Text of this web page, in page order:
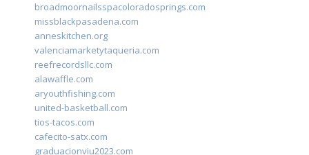
broadmoornailsspacoloradosprings.com
missblackpasadena.com
anneskitchen.org
valenciamarketytaqueria.com
reefrecordsllc.com
alawaffle.com
aryouthfishing.com
united-basketball.com
tios-tacos.com
cafecito-satx.com
graduacionviu2023.com